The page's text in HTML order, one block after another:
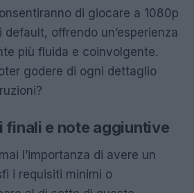
di giocare a 1080p
offrendo un’esperienza
più fluida e coinvolgente.
godere di ogni dettaglio
finali e note aggiuntive
l’importanza di avere un
i requisiti minimi o